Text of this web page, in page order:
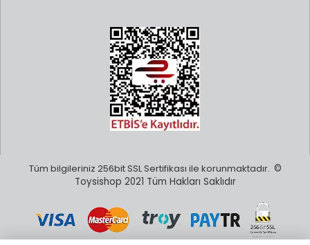
Tüm bilgileriniz 256bit SSL Sertifikası ile korunmaktadır. ©
Toysishop 2021 Tüm Hakları Saklıdır